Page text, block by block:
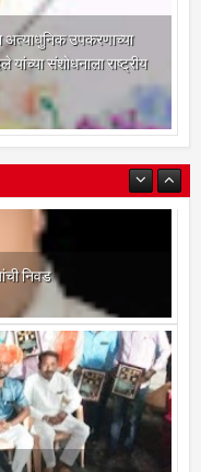
अत्याधुनिक उपकरणाच्या
संशोधनाला राष्ट्रीय